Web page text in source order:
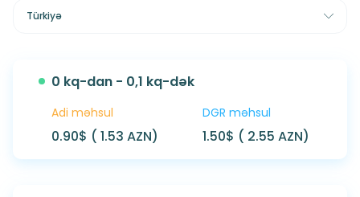
Türkiyə
0 kq-dan - 0,1 kq-dək
Adi məhsul
0.90$ ( 1.53 AZN)
DGR məhsul
1.50$ ( 2.55 AZN)